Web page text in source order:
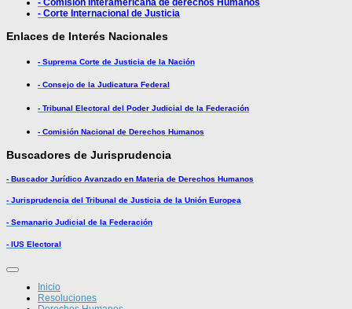
- Comisión Interamericana de derechos Humanos
- Corte Internacional de Justicia
Enlaces de Interés Nacionales
- Suprema Corte de Justicia de la Nación
- Consejo de la Judicatura Federal
- Tribunal Electoral del Poder Judicial de la Federación
- Comisión Nacional de Derechos Humanos
Buscadores de Jurisprudencia
- Buscador Jurídico Avanzado en Materia de Derechos Humanos
- Jurisprudencia del Tribunal de Justicia de la Unión Europea
- Semanario Judicial de la Federación
- IUS Electoral
Inicio
Resoluciones